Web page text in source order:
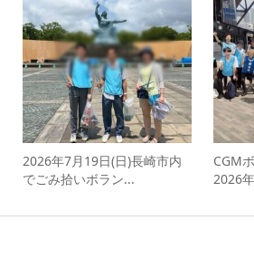
2026年7月19日(日)長崎市内
でごみ拾いボラン...
CGM
2026